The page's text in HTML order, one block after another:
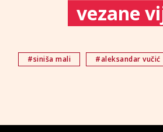
vezane
#siniša mali #aleksandar vučić